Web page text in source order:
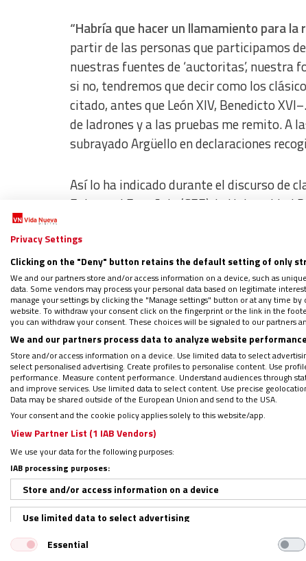
“Habría que hacer un llamamiento para
partir de las personas que participamos
nuestras fuentes de ‘auctoritas’, nuestra
si no, tendremos que decir como los
citado, antes que León XIV, Benedicto
de ladrones y a las pruebas me remito. A
subrayado Argüello en declaraciones
Así lo ha indicado durante el discurso de
Episcopal Española (CEE), la Universidad
En este
todos, no solo para los “líderes políticos”
“trampas” en la “declaración de la renta” o
Sobre el título de la Escuela de Verano,‘El
al servicio del ser humano’,Argüello ha
lugar de “colapso” aunque ha reconocido
es posible todo”.
También ha criticado que “las
en las que se da “una paguita” porque les
subvenciones”y ha subrayado que el
Por otro lado, ha alertado de un
Orgullo y contra las leyes aprobadas en
decidir el propio género”.
“Terapias afirmativas” vs.
Privacy Settings
Clicking on the "Deny" button retains the default setting of only
We and our partners store and/or access information on a device, such as
data. Some vendors may process your personal data based on legitimate
manage your settings by clicking the "Manage settings" button or at any time
website. To withdraw your consent click on the fingerprint or the link in the
you can withdraw your consent. These choices will be signaled to our partners
We and our partners process data to analyze website
Store and/or access information on a device. Use limited data to select
select personalised advertising. Create profiles to personalise content. Use
performance. Measure content performance. Understand audiences through
and improve services. Use limited data to select content. Use precise
Data may be shared outside of the European Union and send to the USA.
Your consent and the cookie policy applies solely to this website/app.
View Partner List (1 IAB Vendors)
We use your data for the following purposes:
IAB processing purposes:
Store and/or access information on a device
Use limited data to select advertising
Create profiles for personalised advertising
Essential